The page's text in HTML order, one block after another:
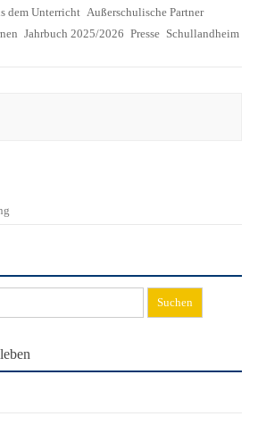
dem Unterricht Außerschulische Partner
Jahrbuch 2025/2026 Presse Schullandheim